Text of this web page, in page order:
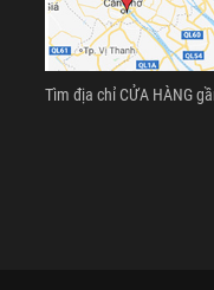
Tìm địa chỉ CỬA HÀNG